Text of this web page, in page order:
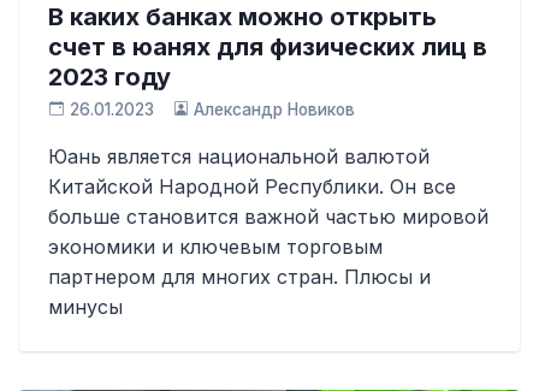
В каких банках можно открыть
счет в юанях для физических лиц в
2023 году
26.01.2023 Александр Новиков
Юань является национальной валютой
Китайской Народной Республики. Он все
больше становится важной частью мировой
экономики и ключевым торговым
партнером для многих стран. Плюсы и
минусы